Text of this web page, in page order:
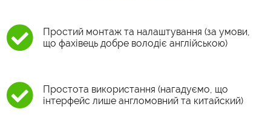
Простий монтаж та налаштування (за умови,
що фахівець добре володіє англійською)
Простота використання (нагадуємо, що
інтерфейс лише англомовний та китайский)